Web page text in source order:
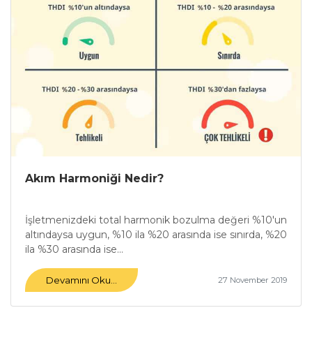
Akım Harmoniği Nedir?
İşletmenizdeki total harmonik bozulma değeri %10'un
altındaysa uygun, %10 ila %20 arasında ise sınırda, %20
ila %30 arasında ise...
Devamını Oku... 27 November 2019